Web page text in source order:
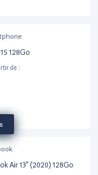
128Go
de :
Air 13” (2020) 128Go